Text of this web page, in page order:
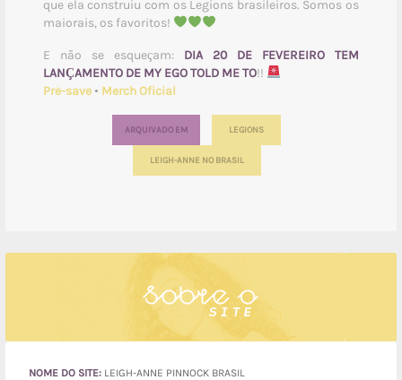
que ela construiu com os Legions brasileiros. Somos os
maiorais, os favoritos!
E não se esqueçam: DIA 20 DE FEVEREIRO TEM
LANÇAMENTO DE MY EGO TOLD ME TO!!
Pré-save • Merch Oficial
ARQUIVADO EM LEGIONS
LEIGH-ANNE NO BRASIL
NOME DO SITE: LEIGH-ANNE PINNOCK BRASIL